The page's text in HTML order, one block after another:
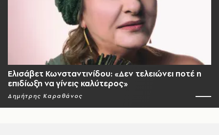
Ελισάβετ Κωνσταντινίδου: «Δεν τελειώνει ποτέ η
επιδίωξη να γίνεις καλύτερος»
Δημήτρης Καραθάνος